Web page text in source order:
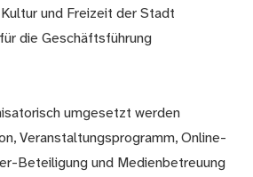
und Freizeit der Stadt
die Geschäftsführung
umgesetzt werden
Veranstaltungsprogramm, Online-
Beteiligung und Medienbetreuung